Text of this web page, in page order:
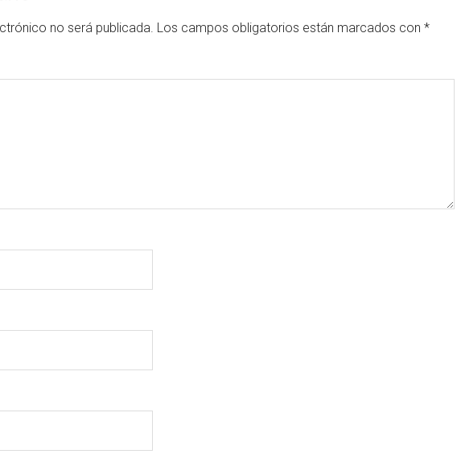
no será publicada. Los campos obligatorios están marcados con *